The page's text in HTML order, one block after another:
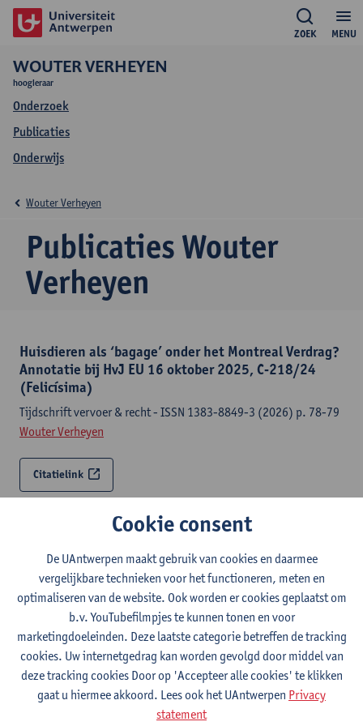
MENU
ZOEK
WOUTER VERHEYEN
hoogleraar
Onderzoek
Publicaties
Onderwijs
Publicaties Wouter
Verheyen
Wouter Verheyen
Huisdieren als ‘bagage’ onder het Montreal Verdrag?
Annotatie bij HvJ EU 16 oktober 2025, C‑218/24
(Felicísima)
Tijdschrift vervoer & recht - ISSN 1383-8849-3 (2026) p. 78-79
Wouter Verheyen
Citatielink
Responsabilidad jurídica por incumplimiento de
La modernización de la regulación del transporte de pasajeros y
de carga (The modernisation of passenger and freight transport
regulation) / Petit Lavall, María Victoria [edit.]; Puetz, Achim
[edit.]-p. 545-560
Wouter Verheyen, Giselle Villegas Bourgoing
Citatielink
Cookie consent
De UAntwerpen maakt gebruik van cookies en daarmee
vergelijkbare technieken voor het functioneren, meten en
optimaliseren van de website. Ook worden er cookies geplaatst om
b.v. YouTubefilmpjes te kunnen tonen en voor
marketingdoeleinden. Deze laatste categorie betreffen de tracking
cookies. Uw internetgedrag kan worden gevolgd door middel van
deze tracking cookies Door op 'Accepteer alle cookies' te klikken
gaat u hiermee akkoord. Lees ook het UAntwerpen Privacy
statement